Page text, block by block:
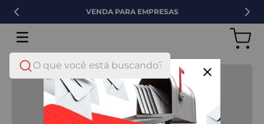
VENDA PARA EMPRESAS
O que você está buscando?